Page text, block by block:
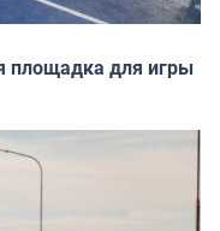
площадка для игры